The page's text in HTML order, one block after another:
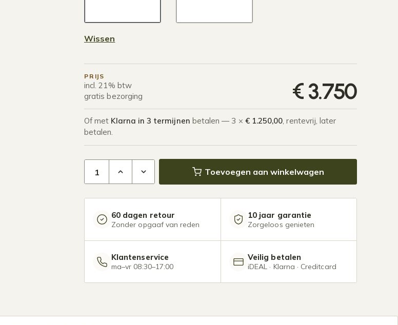
Wissen
PRIJS
incl. 21% btw
gratis bezorging
€3.750
Of met Klarna in 3 termijnen betalen — 3 × € 1.250,00, rentevrij, later
betalen.
Glazen overkapping Plus 10 x 2,5 meter mat wit aantal
Toevoegen aan winkelwagen
60 dagen retour
Zonder opgaaf van reden
10 jaar garantie
Zorgeloos genieten
Klantenservice
ma–vr 08:30–17:00
Veilig betalen
iDEAL · Klarna · Creditcard